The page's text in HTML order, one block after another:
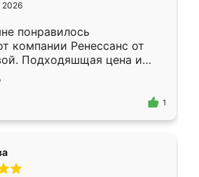
2026
понравилось
компании Ренессанс от
Подходяшщая цена и
изготовления. Приехавший
Владислав
эскизу самый
1